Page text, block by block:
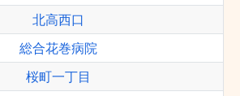
北高西口
総合花巻病院
桜町一丁目